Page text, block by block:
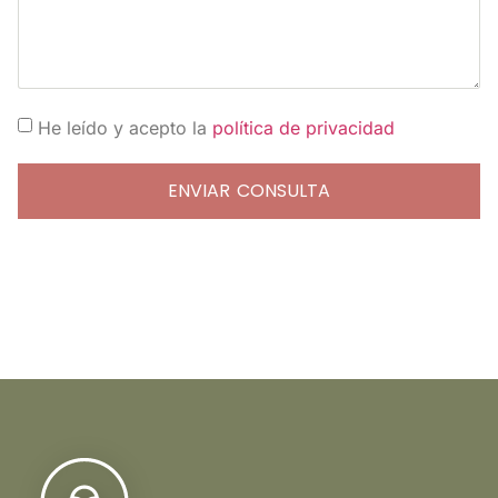
He leído y acepto la política de privacidad
ENVIAR CONSULTA